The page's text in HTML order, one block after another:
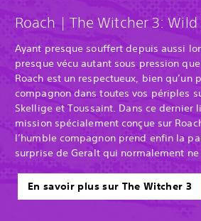
Roach | The Witcher 3: Wild
Ayant presque souffert depuis aussi
presque vécu autant sous pression
Roach est un respectueux, bien qu’un
compagnon dans toutes vos périples
Skellige et Toussaint. Dans ce dernier
mission spécialement conçue sur
l’humble compagnon prend enfin la
surprise de Geralt qui normalement ne
En savoir plus sur The Witcher 3